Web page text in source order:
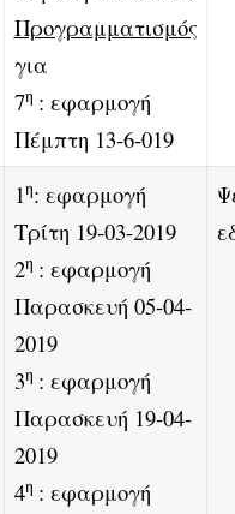
Προγραμματισμός
για
7η : εφαρμογή
Πέμπτη 13-6-019
1η: εφαρμογή
Τρίτη 19-03-2019
2η : εφαρμογή
Παρασκευή 05-04-
2019
3η : εφαρμογή
Παρασκευή 19-04-
2019
4η : εφαρμογή